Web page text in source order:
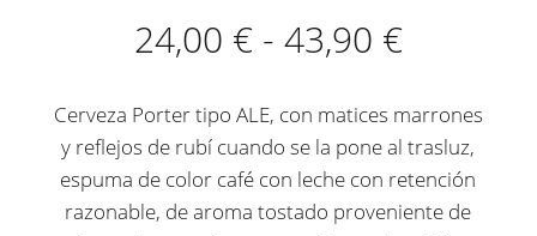
24,00 € - 43,90 €Rango
precios:
desde
24,00 €
Cerveza Porter tipo ALE, con matices marrones
y reflejos de rubí cuando se la pone al trasluz,
espuma de color café con leche con retención
razonable, de aroma tostado proveniente de